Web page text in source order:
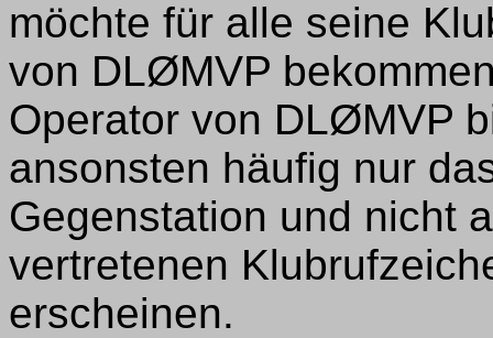
möchte für alle seine
von DLØMVP
Operator von DLØMVP
ansonsten häufig nur
Gegenstation und nicht
vertretenen
erscheinen.